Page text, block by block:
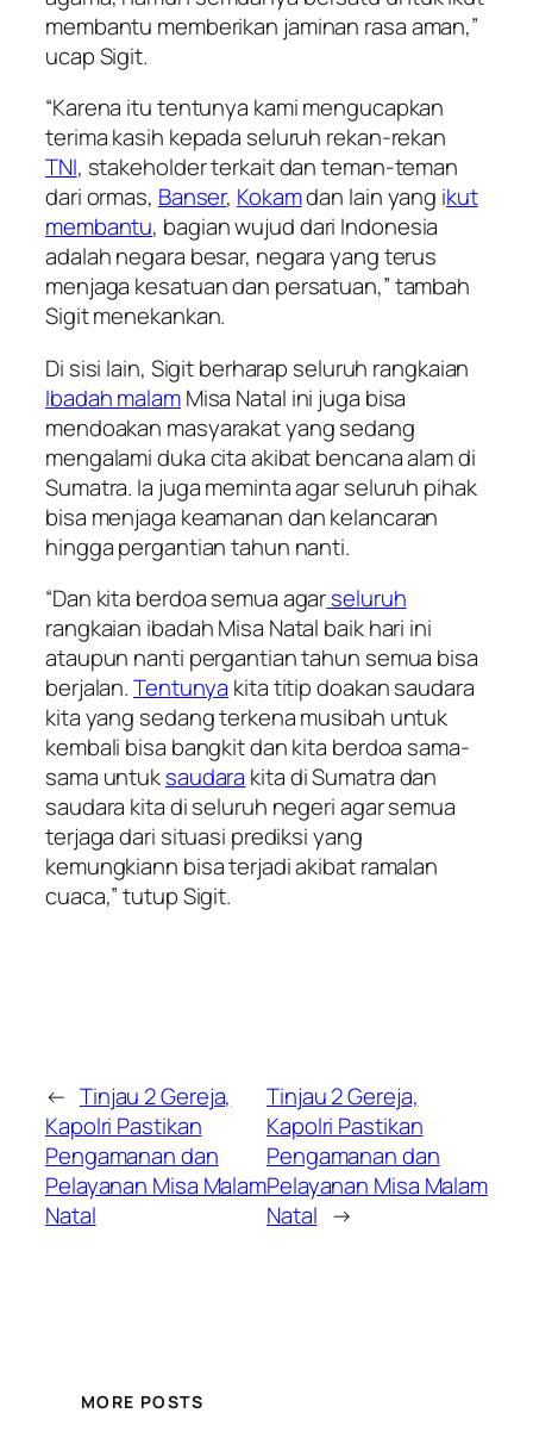
membantu memberikan jaminan rasa aman,”
ucap Sigit.
“Karena itu tentunya kami mengucapkan
terima kasih kepada seluruh rekan-rekan
TNI, stakeholder terkait dan teman-teman
dari ormas, Banser, Kokamdan lain yang ikut
membantu, bagian wujud dari Indonesia
adalah negara besar, negara yang terus
menjaga kesatuan dan persatuan,” tambah
Sigit menekankan.
Di sisi lain, Sigit berharap seluruh rangkaian
Ibadah malamMisa Natal ini juga bisa
mendoakan masyarakat yang sedang
mengalami duka cita akibat bencana alam di
Sumatra. Ia juga meminta agar seluruh pihak
bisa menjaga keamanan dan kelancaran
hingga pergantian tahun nanti.
“Dan kita berdoa semua agarseluruh
rangkaian ibadah Misa Natal baik hari ini
ataupun nanti pergantian tahun semua bisa
berjalan.Tentunya kita titip doakan saudara
kita yang sedang terkena musibah untuk
kembali bisa bangkit dan kita berdoa sama-
sama untuksaudara kita di Sumatra dan
saudara kita di seluruh negeri agar semua
terjaga dari situasi prediksi yang
kemungkiann bisa terjadi akibat ramalan
cuaca,” tutup Sigit.
← Tinjau 2 Gereja,
Kapolri Pastikan
Pengamanan dan
Pelayanan Misa Malam
Natal
Tinjau 2 Gereja,
Kapolri Pastikan
Pengamanan dan
Pelayanan Misa Malam
Natal →
MORE POSTS